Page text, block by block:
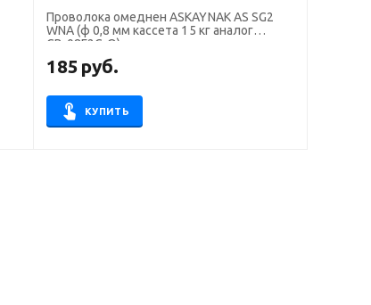
Проволока омеднен ASKAYNAK AS SG2
WNA (ф 0,8 мм кассета 15 кг аналог
СВ-08Г2С-О)
185 руб.
КУПИТЬ